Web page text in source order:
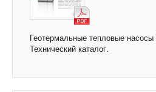
Геотермальные тепловые
Технический каталог.